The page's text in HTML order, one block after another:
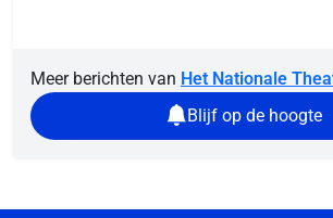
Meer berichten van Het Nationale
Blijf op de hoogte